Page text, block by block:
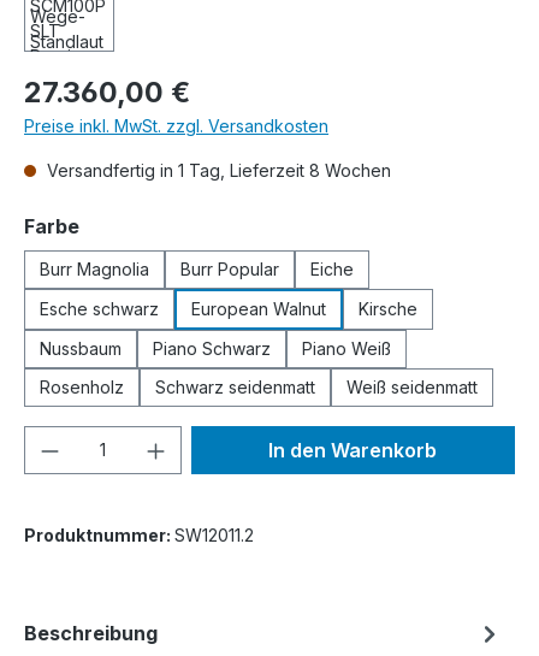
Regulärer Preis:
27.360,00 €
Preise inkl. MwSt. zzgl. Versandkosten
Versandfertig in 1 Tag, Lieferzeit 8 Wochen
Farbeauswählen
Burr Magnolia Burr Popular
Eiche
Esche schwarz
European Walnut
Kirsche
Nussbaum
Piano Schwarz
Piano Weiß
Rosenholz
Schwarz seidenmatt Weiß seidenmatt
Produkt Anzahl: Gib denIn den Warenkorb
Produktnummer: SW12011.2
Beschreibung